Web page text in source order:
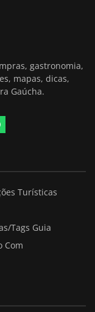
gastronomia,
mapas, dicas,
Gaúcha.
Turísticas
Tags Guia
Com